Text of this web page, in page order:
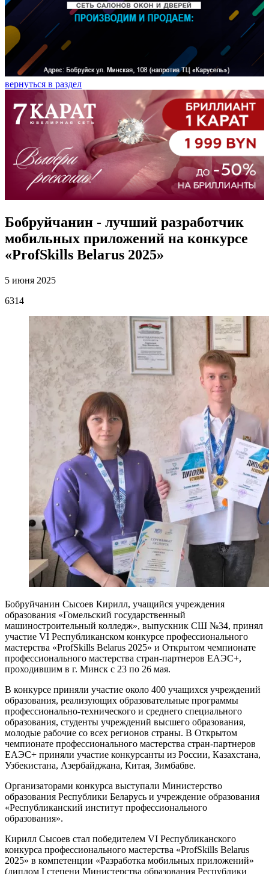
вернуться в раздел
Бобруйчанин - лучший разработчик
мобильных приложений на конкурсе
«ProfSkills Belarus 2025»
5 июня 2025
6314
Бобруйчанин Сысоев Кирилл, учащийся учреждения
образования «Гомельский государственный
машиностроительный колледж», выпускник СШ №34, принял
участие VI Республиканском конкурсе профессионального
мастерства «ProfSkills Belarus 2025» и Открытом чемпионате
профессионального мастерства стран-партнеров ЕАЭС+,
проходившим в г. Минск с 23 по 26 мая.
В конкурсе приняли участие около 400 учащихся учреждений
образования, реализующих образовательные программы
профессионально-технического и среднего специального
образования, студенты учреждений высшего образования,
молодые рабочие со всех регионов страны. В Открытом
чемпионате профессионального мастерства стран-партнеров
ЕАЭС+ приняли участие конкурсанты из России, Казахстана,
Узбекистана, Азербайджана, Китая, Зимбабве.
Организаторами конкурса выступали Министерство
образования Республики Беларусь и учреждение образования
«Республиканский институт профессионального
образования».
Кирилл Сысоев стал победителем VI Республиканского
конкурса профессионального мастерства «ProfSkills Belarus
2025» в компетенции «Разработка мобильных приложений»
(диплом I степени Министерства образования Республики